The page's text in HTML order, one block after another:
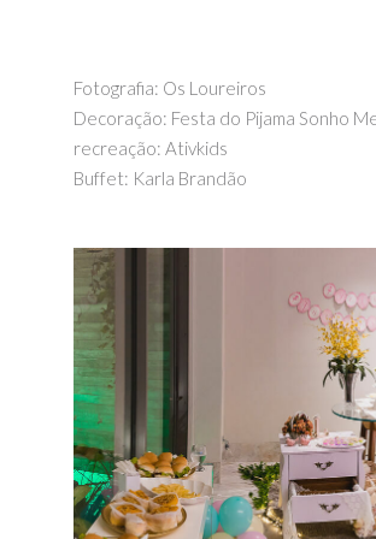
Fotografia: Os Loureiros
Decoração: Festa do Pijama Sonho
recreação: Ativkids
Buffet: Karla Brandão